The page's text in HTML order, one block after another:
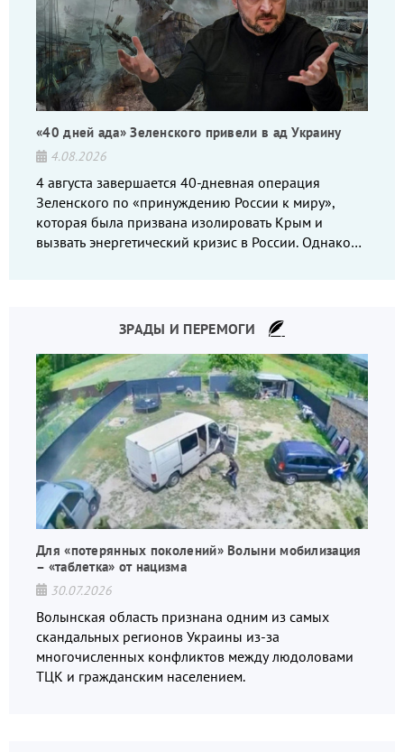
«40 дней ада» Зеленского привели в ад Украину
4.08.2026
4 августа завершается 40-дневная операция
Зеленского по «принуждению России к миру»,
которая была призвана изолировать Крым и
вызвать энергетический кризис в России. Однако
ЗРАДЫ И ПЕРЕМОГИ
Для «потерянных поколений» Волыни мобилизация
– «таблетка» от нацизма
30.07.2026
Волынская область признана одним из самых
скандальных регионов Украины из-за
многочисленных конфликтов между людоловами
ТЦК и гражданским населением.